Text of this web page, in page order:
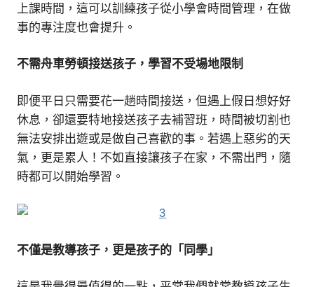
上課時間，這可以訓練孩子從小學會時間管理，在做
事的專注度也會提升。
不需舟車勞頓接送孩子，學習不受場地限制
即便平日只需要花一趟時間接送，但遇上假日想好好
休息，卻還要特地接送孩子去補習班，時間被切割也
無法安排出遊或是做自己喜歡的事。若遇上惡劣的天
氣，更是累人！不如直接讓孩子在家，不需出門，隨
時都可以開始學習。
不僅是教導孩子，更是孩子的「同學」